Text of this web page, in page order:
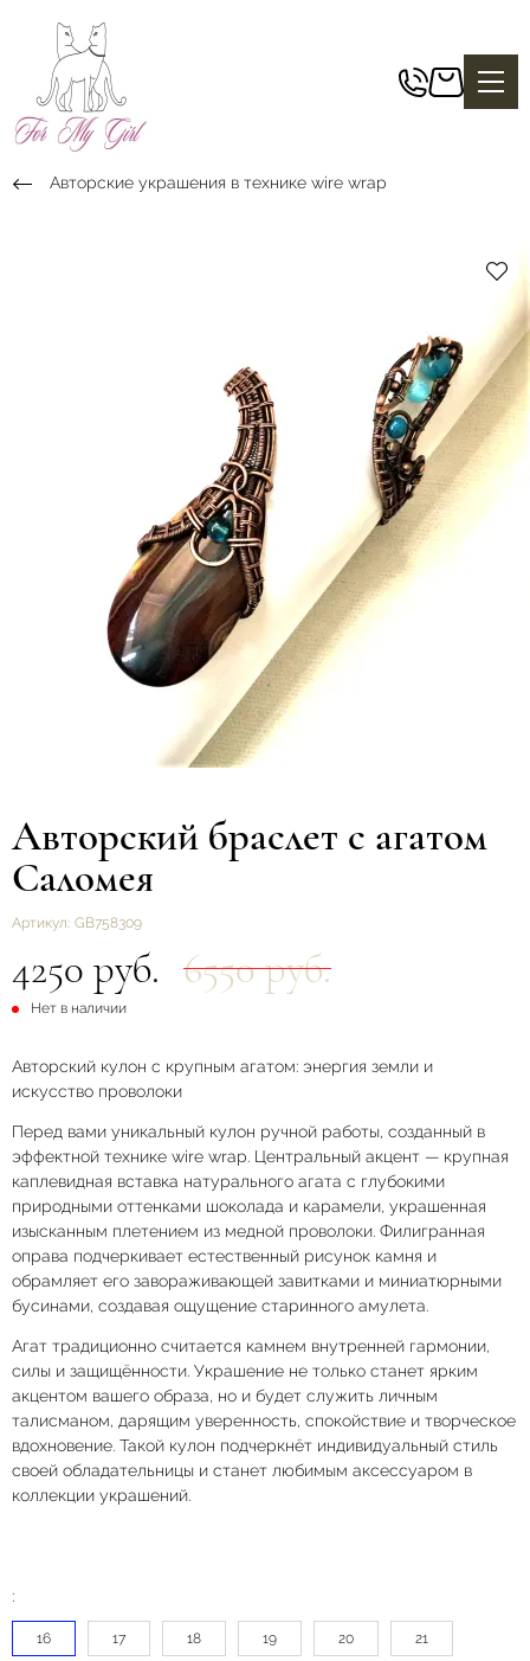
Авторские украшения в технике wire wrap
Авторский браслет с агатом
Саломея
Артикул: GB758309
4250 руб. 6550 руб.
Нет в наличии
Авторский кулон с крупным агатом: энергия земли и
искусство проволоки
Перед вами уникальный кулон ручной работы, созданный в
эффектной технике wire wrap. Центральный акцент — крупная
каплевидная вставка натурального агата с глубокими
природными оттенками шоколада и карамели, украшенная
изысканным плетением из медной проволоки. Филигранная
оправа подчеркивает естественный рисунок камня и
обрамляет его завораживающей завитками и миниатюрными
бусинами, создавая ощущение старинного амулета.
Агат традиционно считается камнем внутренней гармонии,
силы и защищённости. Украшение не только станет ярким
акцентом вашего образа, но и будет служить личным
талисманом, дарящим уверенность, спокойствие и творческое
вдохновение. Такой кулон подчеркнёт индивидуальный стиль
своей обладательницы и станет любимым аксессуаром в
коллекции украшений.
:
16 17 18 19 20 21